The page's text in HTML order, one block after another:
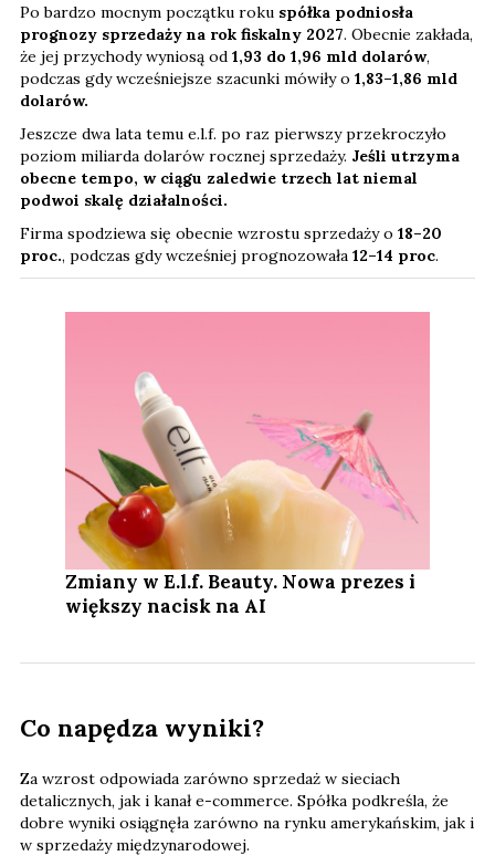
Po bardzo mocnym początku roku spółka podniosła
prognozy sprzedaży na rok fiskalny 2027. Obecnie zakłada,
że jej przychody wyniosą od 1,93 do 1,96 mld dolarów,
podczas gdy wcześniejsze szacunki mówiły o 1,83–1,86 mld
dolarów.
Jeszcze dwa lata temu e.l.f. po raz pierwszy przekroczyło
poziom miliarda dolarów rocznej sprzedaży. Jeśli utrzyma
obecne tempo, w ciągu zaledwie trzech lat niemal
podwoi skalę działalności.
Firma spodziewa się obecnie wzrostu sprzedaży o 18–20
proc., podczas gdy wcześniej prognozowała 12–14 proc.
Zmiany w E.l.f. Beauty. Nowa prezes i
większy nacisk na AI
Co napędza wyniki?
Za wzrost odpowiada zarówno sprzedaż w sieciach
detalicznych, jak i kanał e-commerce. Spółka podkreśla, że
dobre wyniki osiągnęła zarówno na rynku amerykańskim, jak i
w sprzedaży międzynarodowej.